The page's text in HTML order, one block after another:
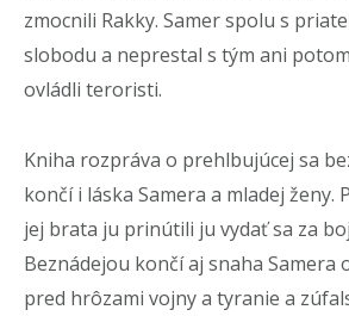
zmocnili Rakky. Samer spolu s
slobodu a neprestal s tým ani
ovládli teroristi.
Kniha rozpráva o prehlbujúcej sa
končí i láska Samera a mladej ženy.
jej brata ju prinútili ju vydať sa za
Beznádejou končí aj snaha Samera
pred hrôzami vojny a tyranie a